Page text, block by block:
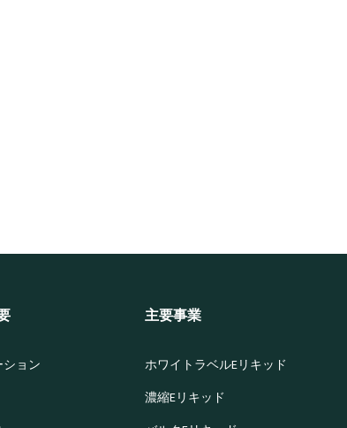
ション
主要事業
ホワイトラベルEリキッド
濃縮Eリキッド